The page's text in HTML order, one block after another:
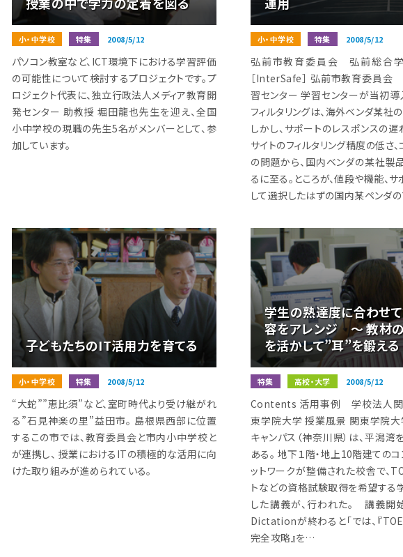
小・中学校 特集 2008/5/12
パソコン教室など、ICT環境下における学習評価
の可能性について検討するプロジェクトです。プ
ロジェクト代表に、独立行政法人メディア教育開
発センター 助教授 堀田龍也先生を迎え、全国
小中学校の現職の先生5名がメンバーとして、参
加しています。
小・中学校 特集 2008/5/12
弘前市教育委員会 弘前総合学
［InterSafe］ 弘前市教育委員
習センター 学習センターが当初導
フィルタリングは、海外ベンダ某社
しかし、サポートのレスポンスの
サイトのフィルタリング精度の低さ
の問題から、国内ベンダの某社製
るに至る。ところが、値段や機能、
して選択したはずの国内某ペンダ
子どもたちのIT活用力を育てる
小・中学校 特集 2008/5/12
“大蛇””恵比須”など、室町時代より受け継がれ
る”石見神楽の里”益田市。 島根県西部に位置
するこの市では、教育委員会と市内小中学校と
が連携し、 授業におけるITの積極的な活用に向
けた取り組みが進められている。
学生の熟達度に合わせ
容をアレンジ 〜 教材
を活かして”耳”を鍛え
特集 高校・大学 2008/5/12
Contents 活用事例 学校法人
東学院大学 授業風景 関東学院
キャンパス（神奈川県）は、平潟
ある。 地下１階・地上10階建ての
ットワークが整備された校舎で、
トなどの資格試験取得を希望する
した講義が、行われた。 講義開
Dictationが終わると「では、『
完全攻略』を…